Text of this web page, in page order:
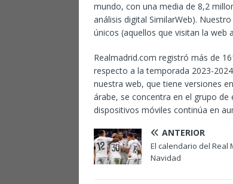
mundo, con una media de 8,2
análisis digital SimilarWeb).
únicos (aquellos que visitan la web
Realmadrid.com registró más de
respecto a la temporada 2023-
nuestra web, que tiene versiones
árabe, se concentra en el grupo
dispositivos móviles continúa en
ANTERIOR
El calendario del Real
Navidad